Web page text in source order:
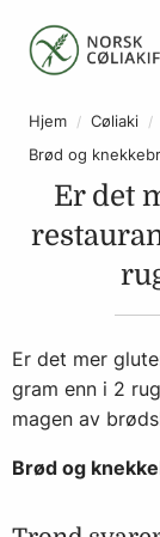
Hjem Cøliaki
Brød og
Er det
Er det mer
gram enn i 2
magen av
Brød og